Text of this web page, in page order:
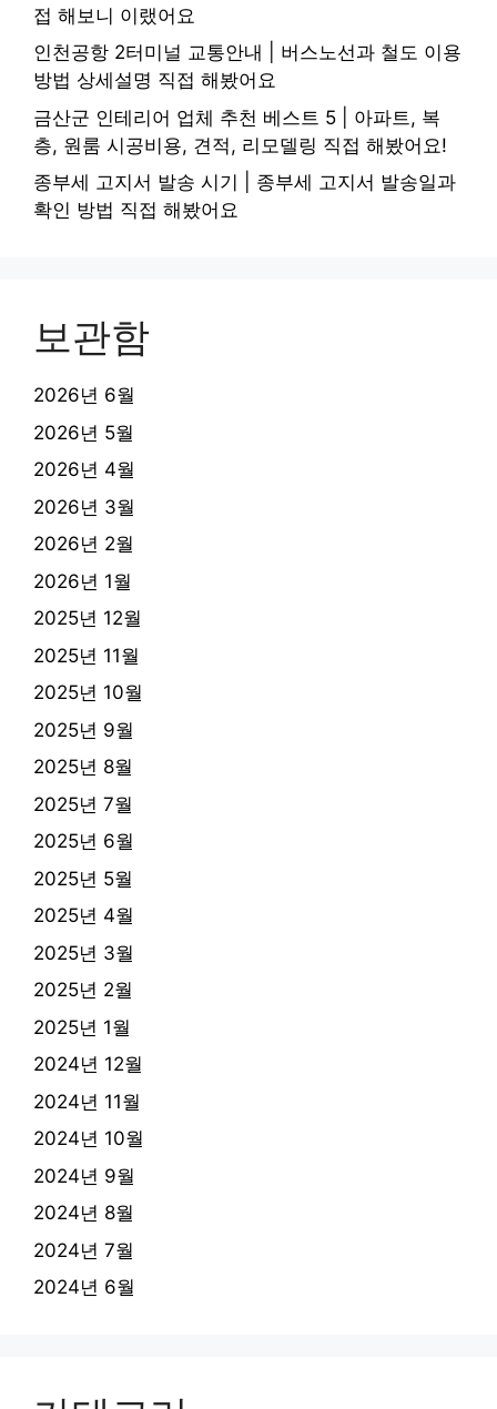
접 해보니 이랬어요
인천공항 2터미널 교통안내 | 버스노선과 철도 이용
방법 상세설명 직접 해봤어요
금산군 인테리어 업체 추천 베스트 5 | 아파트, 복
층, 원룸 시공비용, 견적, 리모델링 직접 해봤어요!
종부세 고지서 발송 시기 | 종부세 고지서 발송일과
확인 방법 직접 해봤어요
보관함
2026년 6월
2026년 5월
2026년 4월
2026년 3월
2026년 2월
2026년 1월
2025년 12월
2025년 11월
2025년 10월
2025년 9월
2025년 8월
2025년 7월
2025년 6월
2025년 5월
2025년 4월
2025년 3월
2025년 2월
2025년 1월
2024년 12월
2024년 11월
2024년 10월
2024년 9월
2024년 8월
2024년 7월
2024년 6월